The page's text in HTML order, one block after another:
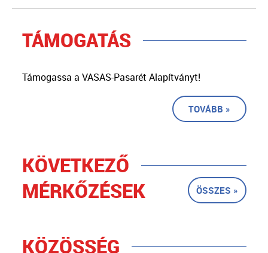
TÁMOGATÁS
Támogassa a VASAS-Pasarét Alapítványt!
TOVÁBB »
KÖVETKEZŐ
MÉRKŐZÉSEK
ÖSSZES »
KÖZÖSSÉG